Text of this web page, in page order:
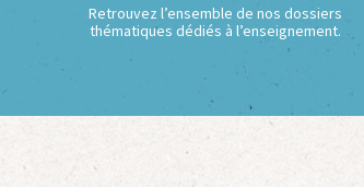
Retrouvez l’ensemble de nos dossiers
thématiques dédiés à l’enseignement.